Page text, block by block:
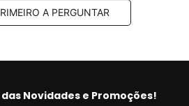
A PERGUNTAR
Novidades e Promoções!